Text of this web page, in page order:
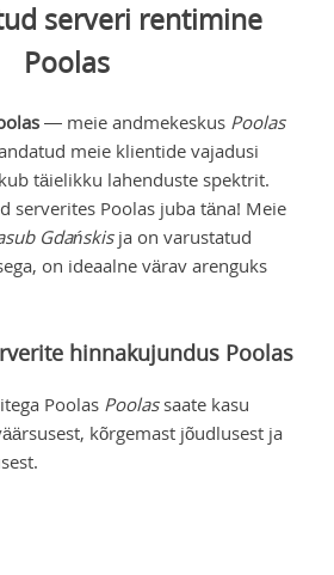
serveri rentimine
Poolas
— meie andmekeskus Poolas
meie klientide vajadusi
täielikku lahenduste spektrit.
serverites Poolas juba täna! Meie
Gdańskisja on varustatud
on ideaalne värav arenguks
hinnakujundus Poolas
Poolas Poolassaate kasu
kõrgemast jõudlusest ja